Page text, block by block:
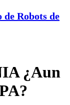
Robots de
¿Aun